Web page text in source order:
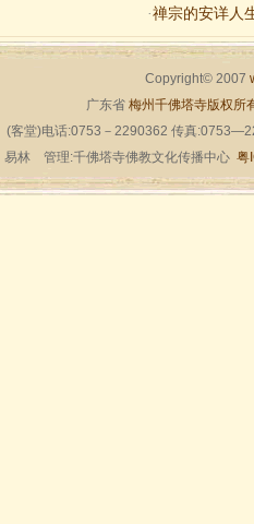
·禅宗的安详人
Copyright© 2007
广东省 梅州千佛塔寺版权所
(客堂)电话:0753－2290362 传真
易林管理:千佛塔寺佛教文化传播中心 粤